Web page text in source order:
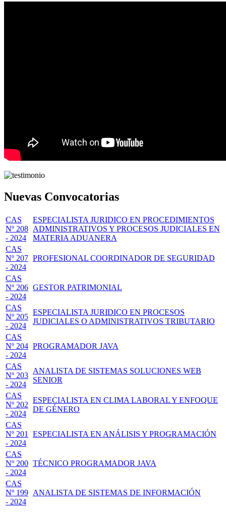
Nuevas Convocatorias
CAS
Nº 208
- 2024
ESPECIALISTA JURIDICO EN PROCEDIMIENTOS
ADMINISTRATIVOS Y PROCESOS JUDICIALES EN
MATERIA ADUANERA
CAS
Nº 207
- 2024
PROFESIONAL COORDINADOR DE SEGURIDAD
CAS
Nº 206
- 2024
GESTOR PATRIMONIAL
CAS
Nº 205
- 2024
ESPECIALISTA JURIDICO EN PROCESOS
JUDICIALES O ADMINISTRATIVOS TRIBUTARIO
CAS
Nº 204
- 2024
PROGRAMADOR JAVA
CAS
Nº 203
- 2024
ANALISTA DE SISTEMAS SOLUCIONES WEB
SENIOR
CAS
Nº 202
- 2024
ESPECIALISTA EN CLIMA LABORAL Y ENFOQUE
DE GÉNERO
CAS
Nº 201
- 2024
ESPECIALISTA EN ANÁLISIS Y PROGRAMACIÓN
CAS
Nº 200
- 2024
TÉCNICO PROGRAMADOR JAVA
CAS
Nº 199
- 2024
ANALISTA DE SISTEMAS DE INFORMACIÓN